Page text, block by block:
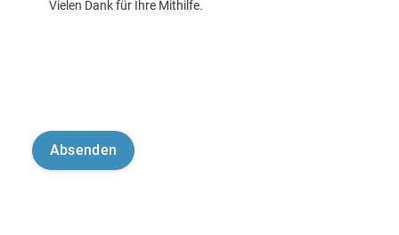
Vielen Dank für Ihre Mithilfe.